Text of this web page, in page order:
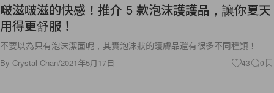
啵滋啵滋的快感！推介 5 款泡沫護護品，讓你夏天
用得更舒服！
不要以為只有泡沫潔面呢，其實泡沫狀的護膚品還有很多不同種類！
By Crystal Chan/2021年5月17日 43 0